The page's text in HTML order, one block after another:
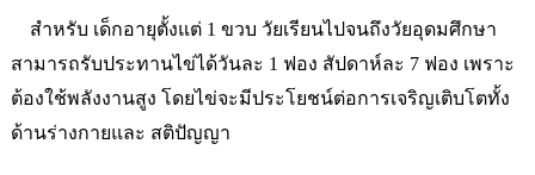
สำหรับ เด็กอายุตั้งแต่ 1 ขวบ วัยเรียนไปจนถึงวัยอุดมศึกษา
สามารถรับประทานไข่ได้วันละ 1 ฟอง สัปดาห์ละ 7 ฟอง เพราะ
ต้องใช้พลังงานสูง โดยไข่จะมีประโยชน์ต่อการเจริญเติบโตทั้ง
ด้านร่างกายและ สติปัญญา